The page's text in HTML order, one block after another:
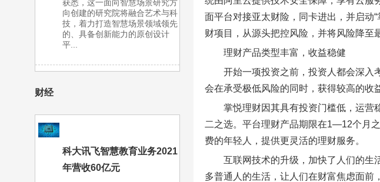
获悉，这一面向智慧场景研究方
向创建的研究院将融合艺术与科
技，着力打造智慧场景领域领先
的、具备创新能力的原创设计
平...
财经
科大讯飞智慧教育业务2021
年营收60亿元
面平台对接亚太财险，同卡进出，并启动
财项目，从源头把控风险，并将风险降至
理财产品类型丰富，收益稳健
开始一项投资之前，投资人都会深入
会在承受极低风险的同时，获得较高的收
掌悦理财因其具有投资门槛低，运营
二之选。平台理财产品期限在1—12个月
费的年轻人，提供更灵活的理财服务。
互联网技术的升级，加快了人们的生
多普通人的生活，让人们在财富焦虑面前